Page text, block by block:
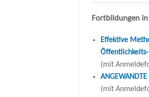
Fortbildungen
Effektive
(mit
(mit